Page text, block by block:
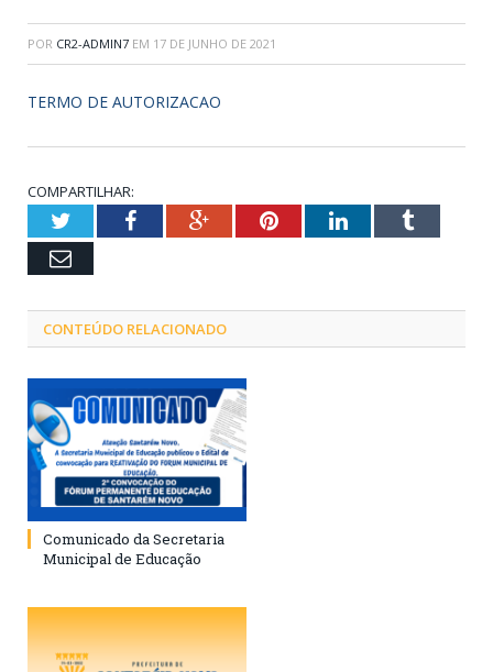
POR CR2-ADMIN7 EM 17 DE JUNHO DE 2021
TERMO DE AUTORIZACAO
COMPARTILHAR:
TwitterFacebookGoogle+PinterestLinkedInTumblr
Email
CONTEÚDO RELACIONADO
Comunicado da Secretaria
Municipal de Educação